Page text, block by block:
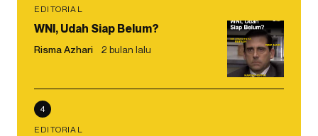
EDITORIAL
WNI, Udah Siap Belum?
Risma Azhari 2 bulan lalu
4
EDITORIAL